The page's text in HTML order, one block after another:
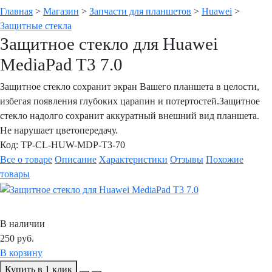
Главная > Магазин > Запчасти для планшетов > Huawei >
Защитные стекла
Защитное стекло для Huawei
MediaPad T3 7.0
Защитное стекло сохранит экран Вашего планшета в целости,
избегая появления глубоких царапин и потертостей.Защитное
стекло надолго сохранит аккуратный внешний вид планшета.
Не нарушает цветопередачу.
Код: TP-CL-HUW-MDP-T3-70
Все о товаре Описание Характеристики Отзывы Похожие
товары
В наличии
250 руб.
В корзину
Купить в 1 клик